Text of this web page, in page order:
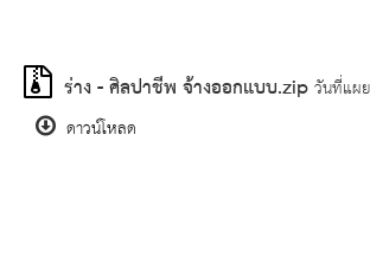
ร่าง - ศิลปาชีพ จ้างออกแบบ.zipวันที่แผ
ดาวน์โหลด